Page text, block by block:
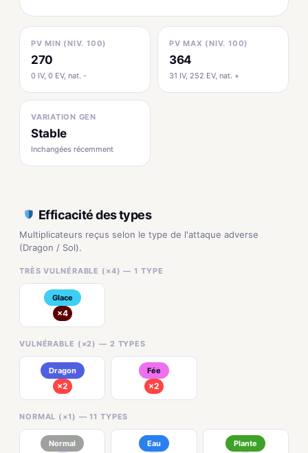
PV MIN (NIV. 100)
270
0 IV, 0 EV, nat. -
PV MAX (NIV. 100)
364
31 IV, 252 EV, nat. +
VARIATION GEN
Stable
Inchangées récemment
Efficacité des types
Multiplicateurs reçus selon le type de l'attaque adverse
(Dragon / Sol).
TRÈS VULNÉRABLE (×4) — 1 TYPE
Glace
×4
VULNÉRABLE (×2) — 2 TYPES
Dragon
×2
Fée
×2
NORMAL (×1) — 11 TYPES
Normal Eau Plante